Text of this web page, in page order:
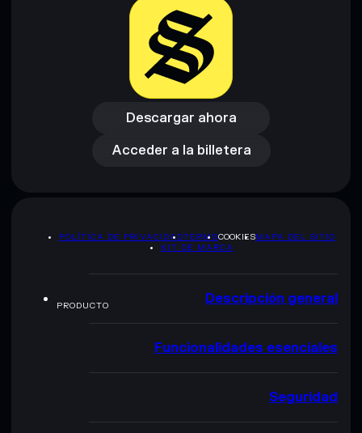
Descargar ahora
Descargar ahora
Acceder a la billetera
Acceder a la billetera
POLÍTICA DE PRIVACIDADTERMSCOOKIESMAPA DEL SITIO
KIT DE MARCA
PRODUCTO Descripción general
Funcionalidades esenciales
Seguridad